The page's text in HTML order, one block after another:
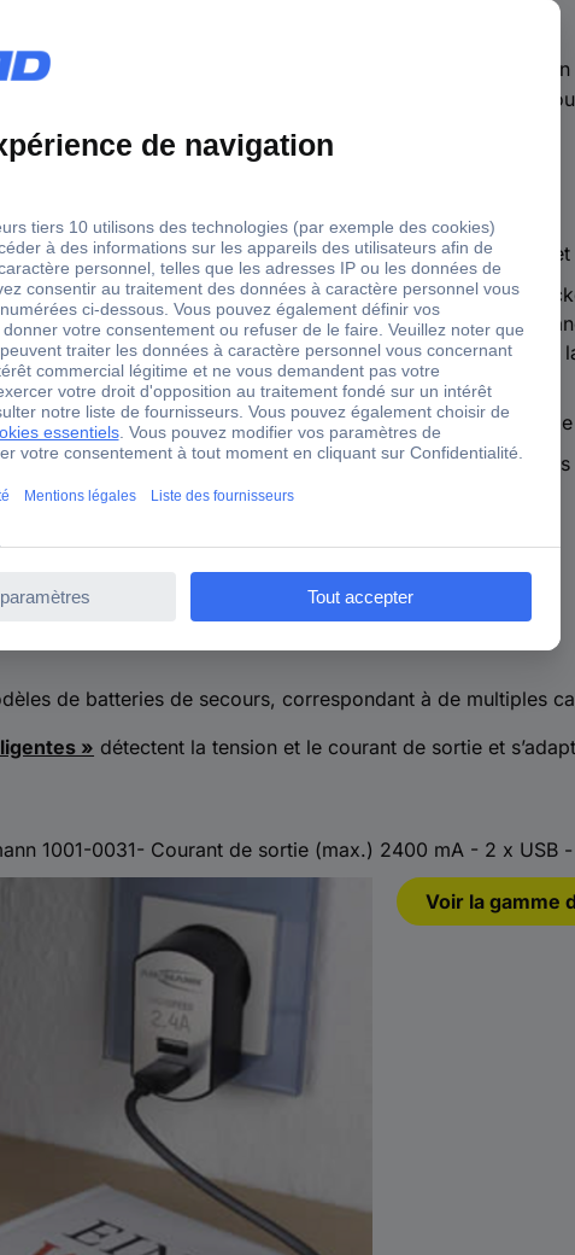
de secours ou powerbank. Si vous ne l’utilisez que pour
Si vous souhaitez rechargez plusieurs appareils, optez
(taille et poids) :la batterie doit être adaptée à votre usage
:exprimée en mA/h, elle indique la quantité d’énergie
de secours à la charge maximale supérieure à la
déperditions d’énergie et ne pas avoir besoin
:destinée à recharger la batterie de secours, elle est
:destinée à recharger votre appareil, elle varie selon
ou 5V/2A pour une tablette ou un ordinateur.
avec ou sans indicateurs de charge
de batteries de secours, correspondant à de multiples
» détectent la tension et le courant de sortie et
1001-0031- Courant de sortie (max.) 2400 mA - 2 x USB
Voir la gamme